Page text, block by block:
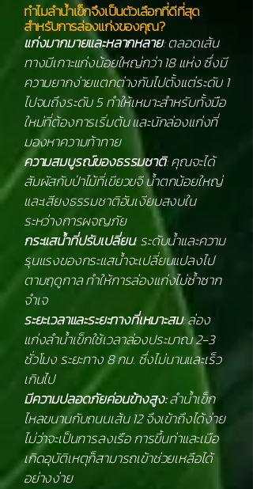
ทำไมลำน้ำเข็กจึงเป็นตัวเลือกที่ดีที่สุด
สำหรับการล่องแก่งของคุณ?
แก่งมากมายและหลากหลาย: ตลอดเส้น
ทางมีเกาะแก่งน้อยใหญ่กว่า 18 แห่ง ซึ่งมี
ความยากง่ายแตกต่างกันไปตั้งแต่ระดับ 1
ไปจนถึงระดับ 5 ทำให้เหมาะสำหรับทั้งมือ
ใหม่ที่ต้องการเริ่มต้น และนักล่องแก่งที่
มองหาความท้าทาย
ความสมบูรณ์ของธรรมชาติ: คุณจะได้
สัมผัสกับป่าไม้ที่เขียวขจี น้ำตกน้อยใหญ่
และเสียงธรรมชาติอันเงียบสงบใน
ระหว่างการผจญภัย
กระแสน้ำที่ปรับเปลี่ยน: ระดับน้ำและความ
รุนแรงของกระแสน้ำจะเปลี่ยนแปลงไป
ตามฤดูกาล ทำให้การล่องแก่งไม่ซ้ำซาก
จำเจ
ระยะเวลาและระยะทางที่เหมาะสม: ล่อง
แก่งลำน้ำเข็กใช้เวลาล่องประมาณ 2-3
ชั่วโมง ระยะทาง 8 กม. ซึ่งไม่นานและเร็ว
เกินไป
มีความปลอดภัยค่อนข้างสูง:ลำน้ำเข็ก
ไหลขนานกับถนนเส้น 12 จึงเข้าถึงได้ง่าย
ไม่ว่าจะเป็นการลงเรือ การขึ้นท่าและเมือ
เกิดอุบัติเหตุก็สามารถเข้าช่วยเหลือได้
อย่างง่าย